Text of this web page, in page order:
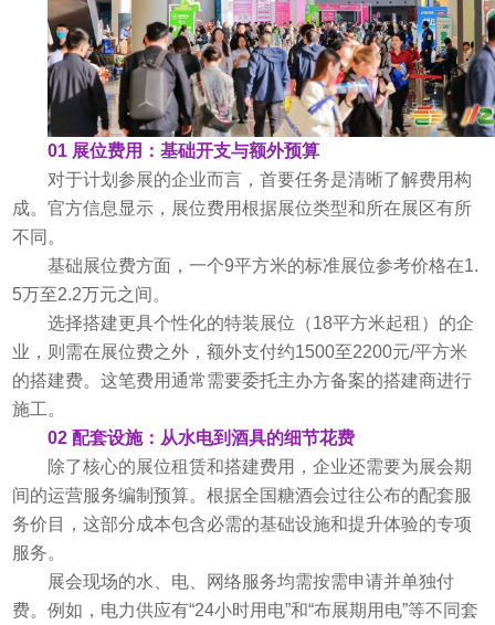
01 展位费用：基础开支与额外预算
对于计划参展的企业而言，首要任务是清晰了解费用构
成。官方信息显示，展位费用根据展位类型和所在展区有所
不同。
基础展位费方面，一个9平方米的标准展位参考价格在1.
5万至2.2万元之间。
选择搭建更具个性化的特装展位（18平方米起租）的企
业，则需在展位费之外，额外支付约1500至2200元/平方米
的搭建费。这笔费用通常需要委托主办方备案的搭建商进行
施工。
02 配套设施：从水电到酒具的细节花费
除了核心的展位租赁和搭建费用，企业还需要为展会期
间的运营服务编制预算。根据全国糖酒会过往公布的配套服
务价目，这部分成本包含必需的基础设施和提升体验的专项
服务。
展会现场的水、电、网络服务均需按需申请并单独付
费。例如，电力供应有“24小时用电”和“布展期用电”等不同套